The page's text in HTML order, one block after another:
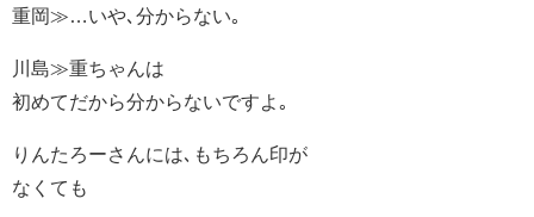
重岡≫…いや､分からない｡
川島≫重ちゃんは
初めてだから分からないですよ｡
りんたろーさんには､もちろん印が
なくても